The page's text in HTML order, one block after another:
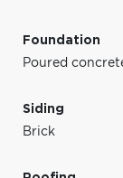
Foundation
Poured
Siding
Brick